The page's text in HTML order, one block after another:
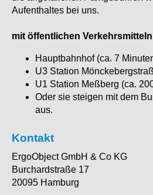
Aufenthaltes bei uns.
mit öffentlichen Verkehrsmitteln
Hauptbahnhof (ca. 7
U3 Station
U1 Station Meßberg (ca.
Oder sie steigen mit dem
aus.
Kontakt
ErgoObject GmbH & Co KG
Burchardstraße 17
20095 Hamburg